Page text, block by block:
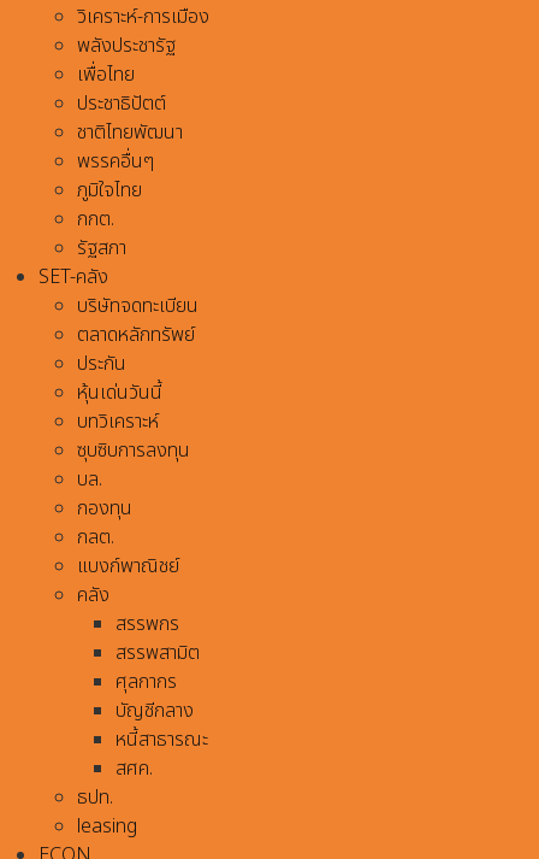
วิเคราะห์-การเมือง
พลังประชารัฐ
เพื่อไทย
ประชาธิปัตต์
ชาติไทยพัฒนา
พรรคอื่นๆ
ภูมิใจไทย
กกต.
รัฐสภา
SET-คลัง
บริษัทจดทะเบียน
ตลาดหลักทรัพย์
ประกัน
หุ้นเด่นวันนี้
บทวิเคราะห์
ซุบซิบการลงทุน
บล.
กองทุน
กลต.
แบงก์พาณิชย์
คลัง
สรรพกร
สรรพสามิต
ศุลกากร
บัญชีกลาง
หนี้สาธารณะ
สศค.
ธปท.
leasing